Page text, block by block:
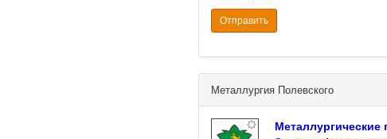
Отправить
Металлургия Полевского
Металлургические